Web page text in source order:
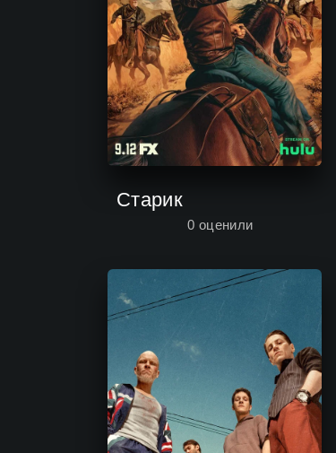
Старик
0 оценили